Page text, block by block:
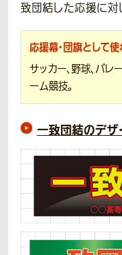
致団結した応援に対
応援幕・団旗として
サッカー、野球、バ
ーム競技。
一致団結のデザ